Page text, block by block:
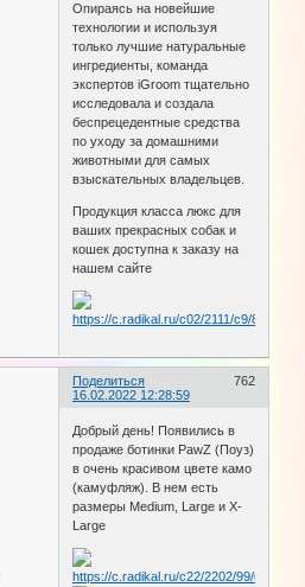
Опираясь на новейшие
технологии и используя
только лучшие натуральные
ингредиенты, команда
экспертов iGroom тщательно
исследовала и создала
беспрецедентные средства
по уходу за домашними
животными для самых
взыскательных владельцев.
Продукция класса люкс для
ваших прекрасных собак и
кошек доступна к заказу на
нашем сайте
Поделиться
762
16.02.2022 12:28:59
Добрый день! Появились в
продаже ботинки PawZ (Поуз)
в очень красивом цвете камо
(камуфляж). В нем есть
размеры Medium, Large и X-
Large